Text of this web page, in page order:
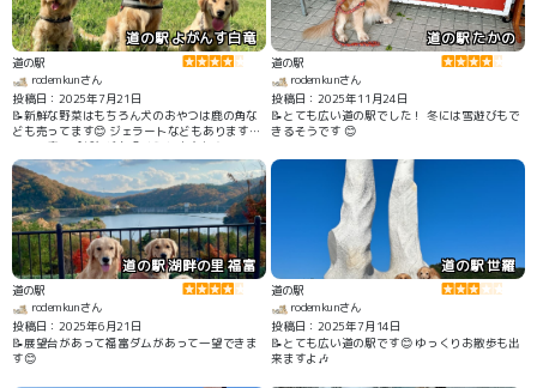
道の駅 よがんす白竜
道の駅
rodemkunさん
投稿日：2025年7月21日
📝新鮮な野菜はもちろん犬のおやつは鹿の角な
ども売ってます😊 ジェラートなどもあります😊
テラス席でピザなども食べられますよ🎶
道の駅 たかの
道の駅
rodemkunさん
投稿日：2025年11月24日
📝とても広い道の駅でした！ 冬には雪遊びもで
きるそうです 😊
道の駅 湖畔の里 福富
道の駅
rodemkunさん
投稿日：2025年6月21日
📝展望台があって福富ダムがあって一望できま
す😊
道の駅 世羅
道の駅
rodemkunさん
投稿日：2025年7月14日
📝とても広い道の駅です😊 ゆっくりお散歩も出
来ますよ🎶